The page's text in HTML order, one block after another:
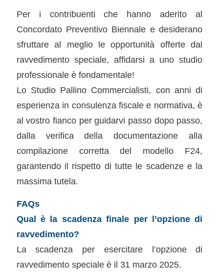
Per i contribuenti che hanno aderito al
Concordato Preventivo Biennale e desiderano
sfruttare al meglio le opportunità offerte dal
ravvedimento speciale, affidarsi a uno studio
professionale è fondamentale!
Lo Studio Pallino Commercialisti, con anni di
esperienza in consulenza fiscale e normativa, è
al vostro fianco per guidarvi passo dopo passo,
dalla verifica della documentazione alla
compilazione corretta del modello F24,
garantendo il rispetto di tutte le scadenze e la
massima tutela.
FAQs
Qual è la scadenza finale per l’opzione di
ravvedimento?
La scadenza per esercitare l’opzione di
ravvedimento speciale è il 31 marzo 2025.